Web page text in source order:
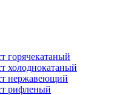
горячекатаный
холоднокатаный
нержавеющий
рифленый